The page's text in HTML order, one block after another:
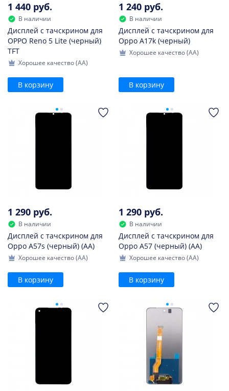
1 440 руб.
В наличии
Дисплей с тачскрином для
OPPO Reno 5 Lite (черный)
TFT
Хорошее качество (AA)
В корзину
1 240 руб.
В наличии
Дисплей с тачскрином для
Oppo A17k (черный)
Хорошее качество (AA)
В корзину
1 290 руб.
В наличии
Дисплей с тачскрином для
Oppo A57s (черный) (AA)
Хорошее качество (AA)
В корзину
1 290 руб.
В наличии
Дисплей с тачскрином для
Oppo A57 (черный) (AA)
Хорошее качество (AA)
В корзину